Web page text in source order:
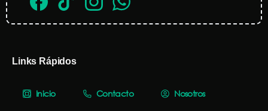
Links Rápidos
Inicio Contacto Nosotros